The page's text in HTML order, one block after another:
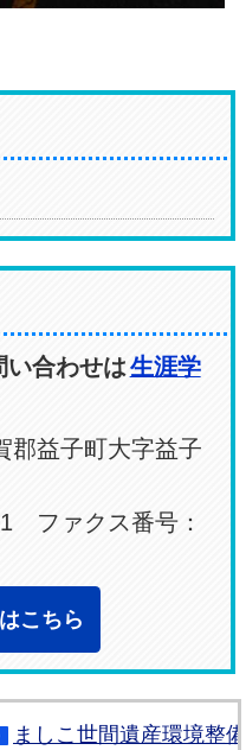
い合わせは生涯学
益子町大字益子
ファクス番号：
こちら
ましこ世間遺産環境整